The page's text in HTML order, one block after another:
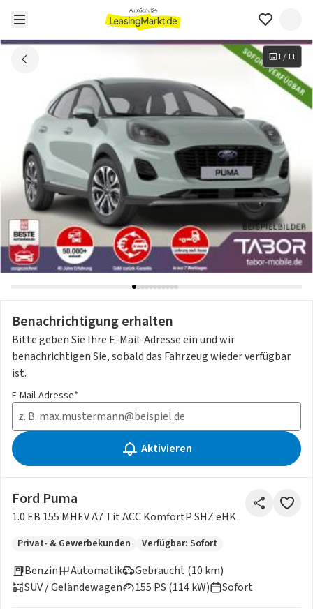
1/11
Benachrichtigung erhalten
Bitte geben Sie Ihre E-Mail-Adresse ein und wir
benachrichtigen Sie, sobald das Fahrzeug wieder verfügbar
ist.
E-Mail-Adresse*
Aktivieren
Ford Puma
1.0 EB 155 MHEV A7 Tit ACC KomfortP SHZ eHK
Privat- & Gewerbekunden Verfügbar: Sofort
Benzin
Gebraucht (10 km)
155 PS (114 kW)
Automatik
SUV / Geländewagen
Sofort